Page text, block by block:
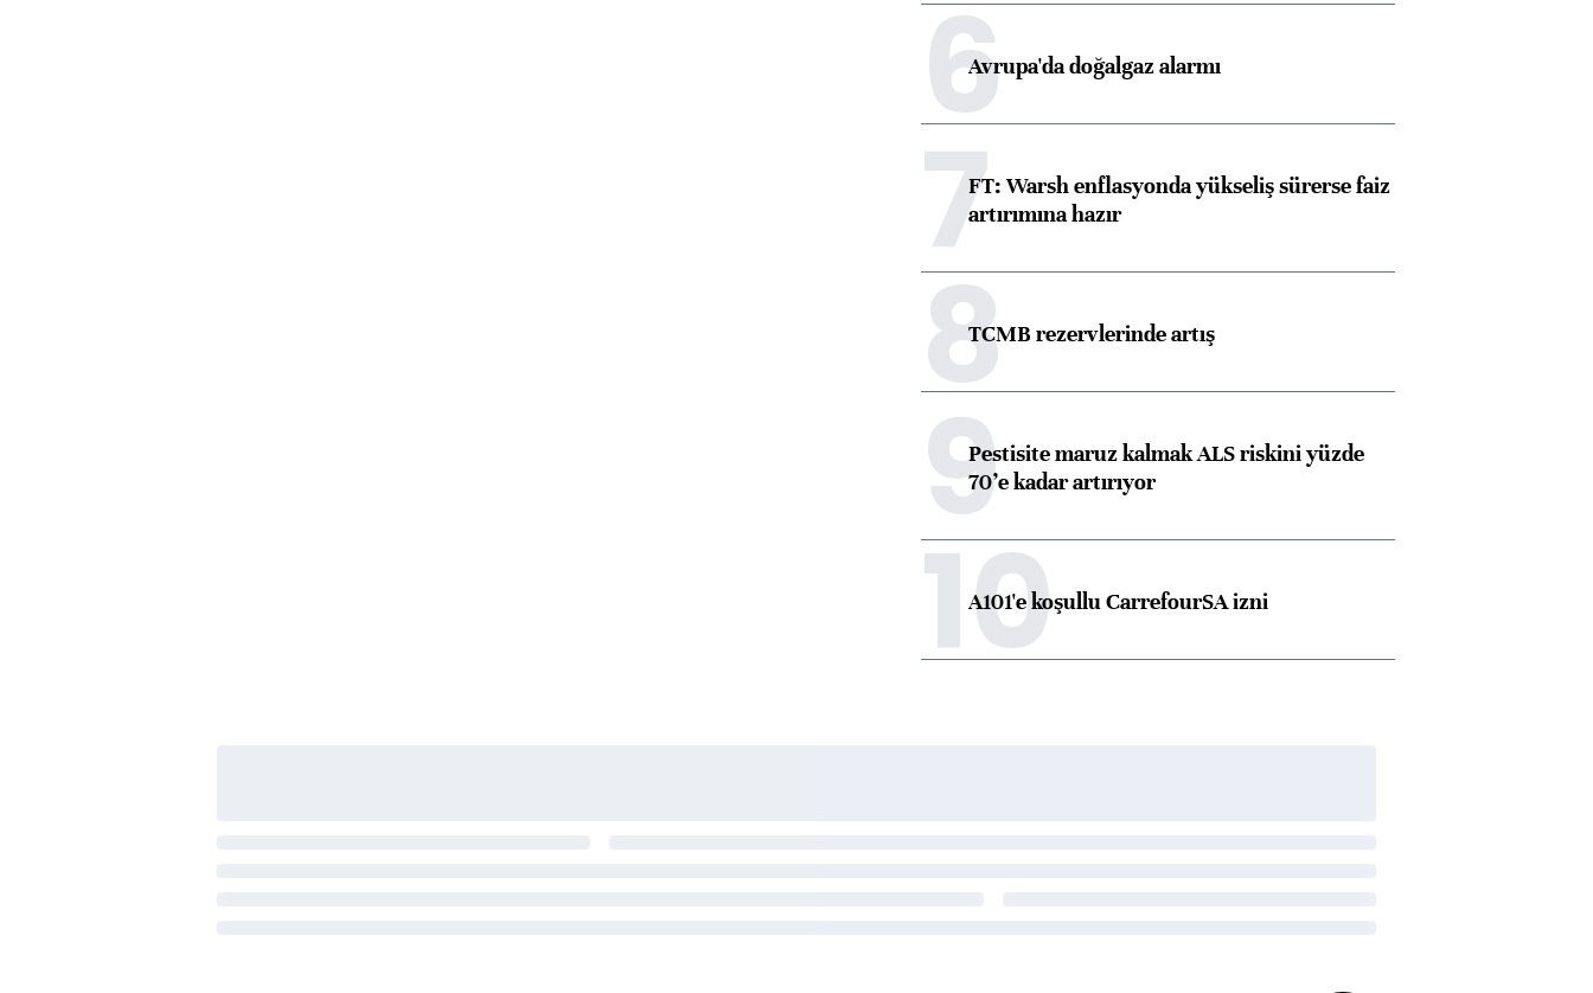
6Avrupa'da doğalgaz alarmı
7FT: Warsh enflasyonda yükseliş sürerse faiz
artırımına hazır
8TCMB rezervlerinde artış
9Pestisite maruz kalmak ALS riskini yüzde
70’e kadar artırıyor
10
A101'e koşullu CarrefourSA izni